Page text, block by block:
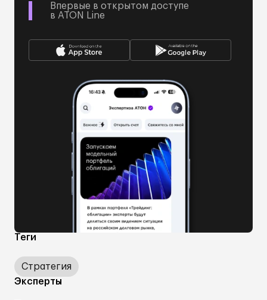
Теги
Стратегия
Эксперты
Впервые в открытом доступе
в ATON Line